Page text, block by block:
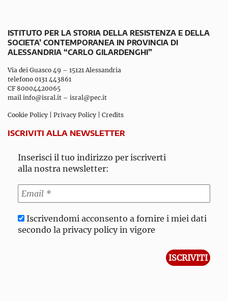
ISTITUTO PER LA STORIA DELLA RESISTENZA E DELLA
SOCIETA’ CONTEMPORANEA IN PROVINCIA DI
ALESSANDRIA “CARLO GILARDENGHI”
Via dei Guasco 49 – 15121 Alessandria
telefono 0131 443861
CF 80004420065
mail info@isral.it – isral@pec.it
Cookie Policy Privacy Policy Credits
ISCRIVITI ALLA NEWSLETTER
Inserisci il tuo indirizzo per iscriverti
alla nostra newsletter:
Iscrivendomi acconsento a fornire i miei dati
secondo la privacy policy in vigore